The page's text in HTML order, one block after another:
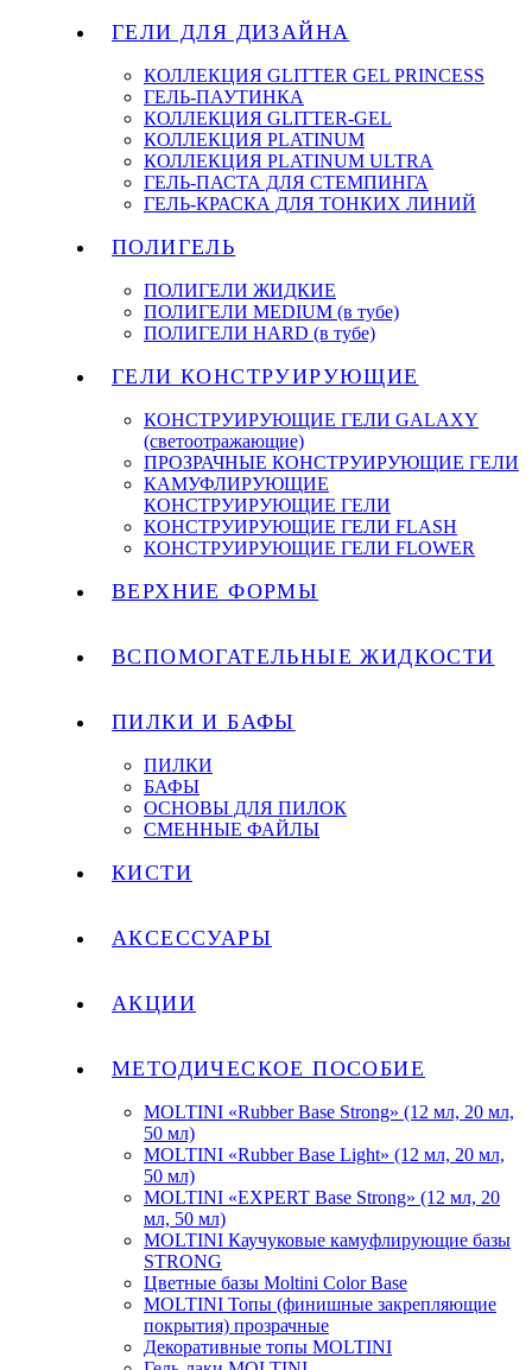
ГЕЛИ ДЛЯ ДИЗАЙНА
КОЛЛЕКЦИЯ GLITTER GEL PRINCESS
ГЕЛЬ-ПАУТИНКА
КОЛЛЕКЦИЯ GLITTER-GEL
КОЛЛЕКЦИЯ PLATINUM
КОЛЛЕКЦИЯ PLATINUM ULTRA
ГЕЛЬ-ПАСТА ДЛЯ СТЕМПИНГА
ГЕЛЬ-КРАСКА ДЛЯ ТОНКИХ ЛИНИЙ
ПОЛИГЕЛЬ
ПОЛИГЕЛИ ЖИДКИЕ
ПОЛИГЕЛИ MEDIUM (в тубе)
ПОЛИГЕЛИ HARD (в тубе)
ГЕЛИ КОНСТРУИРУЮЩИЕ
КОНСТРУИРУЮЩИЕ ГЕЛИ GALAXY
(светоотражающие)
ПРОЗРАЧНЫЕ КОНСТРУИРУЮЩИЕ ГЕЛИ
КАМУФЛИРУЮЩИЕ
КОНСТРУИРУЮЩИЕ ГЕЛИ
КОНСТРУИРУЮЩИЕ ГЕЛИ FLASH
КОНСТРУИРУЮЩИЕ ГЕЛИ FLOWER
ВЕРХНИЕ ФОРМЫ
ВСПОМОГАТЕЛЬНЫЕ ЖИДКОСТИ
ПИЛКИ И БАФЫ
ПИЛКИ
БАФЫ
ОСНОВЫ ДЛЯ ПИЛОК
СМЕННЫЕ ФАЙЛЫ
КИСТИ
АКСЕССУАРЫ
АКЦИИ
МЕТОДИЧЕСКОЕ ПОСОБИЕ
MOLTINI «Rubber Base Strong» (12 мл, 20 мл,
50 мл)
MOLTINI «Rubber Base Light» (12 мл, 20 мл,
50 мл)
MOLTINI «EXPERT Base Strong» (12 мл, 20
мл, 50 мл)
MOLTINI Каучуковые камуфлирующие базы
STRONG
Цветные базы Moltini Color Base
MOLTINI Топы (финишные закрепляющие
покрытия) прозрачные
Декоративные топы MOLTINI